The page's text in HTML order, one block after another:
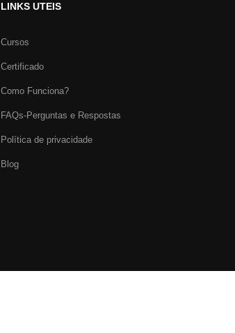
LINKS UTEIS
Cursos
Certificado
Como Funciona?
FAQs-Perguntas e Respostas
Política de privacidade
Blog